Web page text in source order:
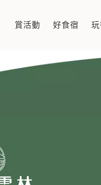
賞活動 好食宿